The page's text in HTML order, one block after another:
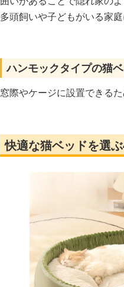
多頭飼いや子どもがいる家庭
ハンモックタイプの猫
窓際やケージに設置できる
快適な猫ベッドを選